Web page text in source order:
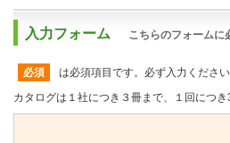
入力フォーム こちらのフォームに
必須
は必須項目です。必ず入力ください
カタログは１社につき３冊まで、１回につ